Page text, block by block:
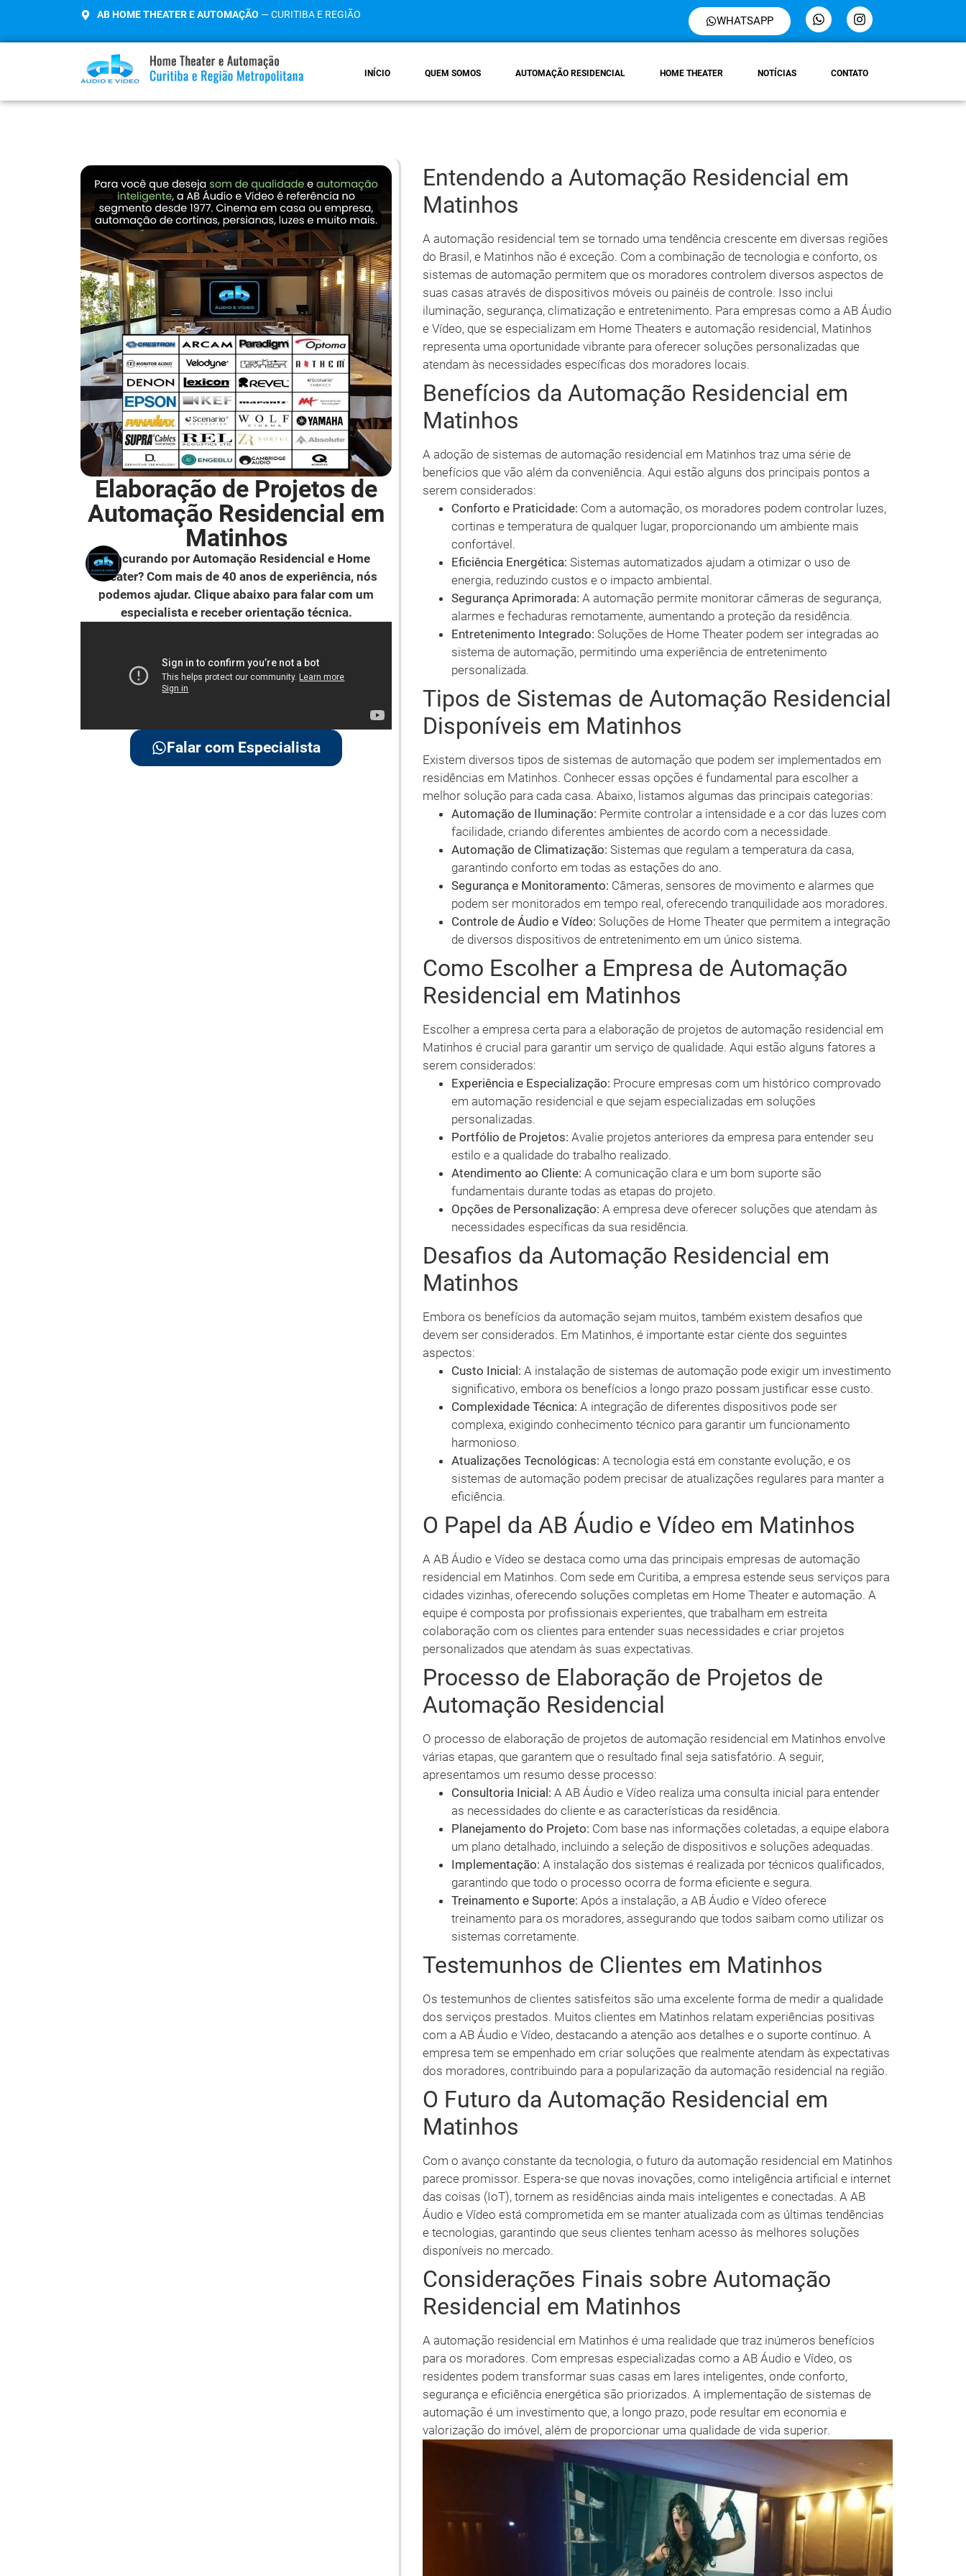
AB HOME THEATER E AUTOMAÇÃO — CURITIBA E REGIÃO WHATSAPP
INÍCIO QUEM SOMOS AUTOMAÇÃO RESIDENCIAL HOME THEATER NOTÍCIAS CONTATO
Elaboração de Projetos de
Automação Residencial em
Matinhos
Procurando por Automação Residencial e Home
Theater? Com mais de 40 anos de experiência, nós
podemos ajudar. Clique abaixo para falar com um
especialista e receber orientação técnica.
Falar com Especialista
Entendendo a Automação Residencial em
Matinhos
A automação residencial tem se tornado uma tendência crescente em diversas regiões
do Brasil, e Matinhos não é exceção. Com a combinação de tecnologia e conforto, os
sistemas de automação permitem que os moradores controlem diversos aspectos de
suas casas através de dispositivos móveis ou painéis de controle. Isso inclui
iluminação, segurança, climatização e entretenimento. Para empresas como a AB Áudio
e Vídeo, que se especializam em Home Theaters e automação residencial, Matinhos
representa uma oportunidade vibrante para oferecer soluções personalizadas que
atendam às necessidades específicas dos moradores locais.
Benefícios da Automação Residencial em
Matinhos
A adoção de sistemas de automação residencial em Matinhos traz uma série de
benefícios que vão além da conveniência. Aqui estão alguns dos principais pontos a
serem considerados:
Conforto e Praticidade: Com a automação, os moradores podem controlar luzes,
cortinas e temperatura de qualquer lugar, proporcionando um ambiente mais
confortável.
Eficiência Energética: Sistemas automatizados ajudam a otimizar o uso de
energia, reduzindo custos e o impacto ambiental.
Segurança Aprimorada: A automação permite monitorar câmeras de segurança,
alarmes e fechaduras remotamente, aumentando a proteção da residência.
Entretenimento Integrado: Soluções de Home Theater podem ser integradas ao
sistema de automação, permitindo uma experiência de entretenimento
personalizada.
Tipos de Sistemas de Automação Residencial
Disponíveis em Matinhos
Existem diversos tipos de sistemas de automação que podem ser implementados em
residências em Matinhos. Conhecer essas opções é fundamental para escolher a
melhor solução para cada casa. Abaixo, listamos algumas das principais categorias:
Automação de Iluminação: Permite controlar a intensidade e a cor das luzes com
facilidade, criando diferentes ambientes de acordo com a necessidade.
Automação de Climatização: Sistemas que regulam a temperatura da casa,
garantindo conforto em todas as estações do ano.
Segurança e Monitoramento: Câmeras, sensores de movimento e alarmes que
podem ser monitorados em tempo real, oferecendo tranquilidade aos moradores.
Controle de Áudio e Vídeo: Soluções de Home Theater que permitem a integração
de diversos dispositivos de entretenimento em um único sistema.
Como Escolher a Empresa de Automação
Residencial em Matinhos
Escolher a empresa certa para a elaboração de projetos de automação residencial em
Matinhos é crucial para garantir um serviço de qualidade. Aqui estão alguns fatores a
serem considerados:
Experiência e Especialização: Procure empresas com um histórico comprovado
em automação residencial e que sejam especializadas em soluções
personalizadas.
Portfólio de Projetos: Avalie projetos anteriores da empresa para entender seu
estilo e a qualidade do trabalho realizado.
Atendimento ao Cliente: A comunicação clara e um bom suporte são
fundamentais durante todas as etapas do projeto.
Opções de Personalização: A empresa deve oferecer soluções que atendam às
necessidades específicas da sua residência.
Desafios da Automação Residencial em
Matinhos
Embora os benefícios da automação sejam muitos, também existem desafios que
devem ser considerados. Em Matinhos, é importante estar ciente dos seguintes
aspectos:
Custo Inicial: A instalação de sistemas de automação pode exigir um investimento
significativo, embora os benefícios a longo prazo possam justificar esse custo.
Complexidade Técnica: A integração de diferentes dispositivos pode ser
complexa, exigindo conhecimento técnico para garantir um funcionamento
harmonioso.
Atualizações Tecnológicas: A tecnologia está em constante evolução, e os
sistemas de automação podem precisar de atualizações regulares para manter a
eficiência.
O Papel da AB Áudio e Vídeo em Matinhos
A AB Áudio e Vídeo se destaca como uma das principais empresas de automação
residencial em Matinhos. Com sede em Curitiba, a empresa estende seus serviços para
cidades vizinhas, oferecendo soluções completas em Home Theater e automação. A
equipe é composta por profissionais experientes, que trabalham em estreita
colaboração com os clientes para entender suas necessidades e criar projetos
personalizados que atendam às suas expectativas.
Processo de Elaboração de Projetos de
Automação Residencial
O processo de elaboração de projetos de automação residencial em Matinhos envolve
várias etapas, que garantem que o resultado final seja satisfatório. A seguir,
apresentamos um resumo desse processo:
Consultoria Inicial: A AB Áudio e Vídeo realiza uma consulta inicial para entender
as necessidades do cliente e as características da residência.
Planejamento do Projeto: Com base nas informações coletadas, a equipe elabora
um plano detalhado, incluindo a seleção de dispositivos e soluções adequadas.
Implementação: A instalação dos sistemas é realizada por técnicos qualificados,
garantindo que todo o processo ocorra de forma eficiente e segura.
Treinamento e Suporte: Após a instalação, a AB Áudio e Vídeo oferece
treinamento para os moradores, assegurando que todos saibam como utilizar os
sistemas corretamente.
Testemunhos de Clientes em Matinhos
Os testemunhos de clientes satisfeitos são uma excelente forma de medir a qualidade
dos serviços prestados. Muitos clientes em Matinhos relatam experiências positivas
com a AB Áudio e Vídeo, destacando a atenção aos detalhes e o suporte contínuo. A
empresa tem se empenhado em criar soluções que realmente atendam às expectativas
dos moradores, contribuindo para a popularização da automação residencial na região.
O Futuro da Automação Residencial em
Matinhos
Com o avanço constante da tecnologia, o futuro da automação residencial em Matinhos
parece promissor. Espera-se que novas inovações, como inteligência artificial e internet
das coisas (IoT), tornem as residências ainda mais inteligentes e conectadas. A AB
Áudio e Vídeo está comprometida em se manter atualizada com as últimas tendências
e tecnologias, garantindo que seus clientes tenham acesso às melhores soluções
disponíveis no mercado.
Considerações Finais sobre Automação
Residencial em Matinhos
A automação residencial em Matinhos é uma realidade que traz inúmeros benefícios
para os moradores. Com empresas especializadas como a AB Áudio e Vídeo, os
residentes podem transformar suas casas em lares inteligentes, onde conforto,
segurança e eficiência energética são priorizados. A implementação de sistemas de
automação é um investimento que, a longo prazo, pode resultar em economia e
valorização do imóvel, além de proporcionar uma qualidade de vida superior.